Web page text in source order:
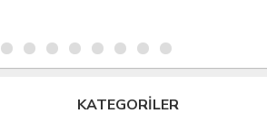
KATEGORİLER